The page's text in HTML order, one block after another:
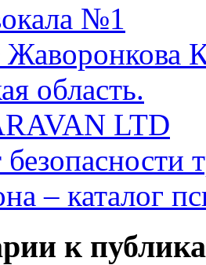
№1
Жаворонкова
область.
LTD
– каталог
к